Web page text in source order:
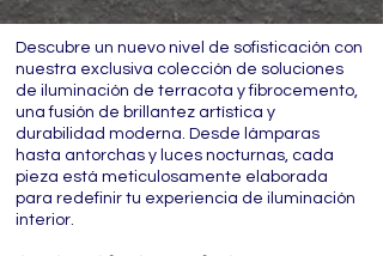
Descubre un nuevo nivel de sofisticación con
nuestra exclusiva colección de soluciones
de iluminación de terracota y fibrocemento,
una fusión de brillantez artística y
durabilidad moderna. Desde lámparas
hasta antorchas y luces nocturnas, cada
pieza está meticulosamente elaborada
para redefinir tu experiencia de iluminación
interior.